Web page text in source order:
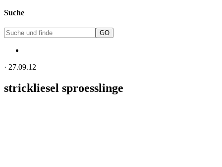
Suche
· 27.09.12
strickliesel sproesslinge